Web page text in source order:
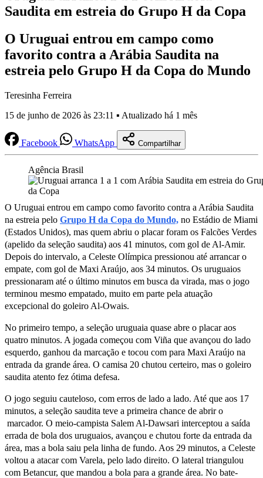
Saudita em estreia do Grupo H da Copa
O Uruguai entrou em campo como
favorito contra a Arábia Saudita na
estreia pelo Grupo H da Copa do Mundo
Teresinha Ferreira
15 de junho de 2026 às 23:11 ▪ Atualizado há 1 mês
Facebook WhatsApp Compartilhar
Agência Brasil
O Uruguai entrou em campo como favorito contra a Arábia Saudita
na estreia pelo Grupo H da Copa do Mundo, no Estádio de Miami
(Estados Unidos), mas quem abriu o placar foram os Falcões Verdes
(apelido da seleção saudita) aos 41 minutos, com gol de Al-Amir.
Depois do intervalo, a Celeste Olímpica pressionou até arrancar o
empate, com gol de Maxi Araújo, aos 34 minutos. Os uruguaios
pressionaram até o último minutos em busca da virada, mas o jogo
terminou mesmo empatado, muito em parte pela atuação
excepcional do goleiro Al-Owais.
No primeiro tempo, a seleção uruguaia quase abre o placar aos
quatro minutos. A jogada começou com Viña que avançou do lado
esquerdo, ganhou da marcação e tocou com para Maxi Araújo na
entrada da grande área. O camisa 20 chutou certeiro, mas o goleiro
saudita atento fez ótima defesa.
O jogo seguiu cauteloso, com erros de lado a lado. Até que aos 17
minutos, a seleção saudita teve a primeira chance de abrir o
marcador. O meio-campista Salem Al-Dawsari interceptou a saída
errada de bola dos uruguaios, avançou e chutou forte da entrada da
área, mas a bola saiu pela linha de fundo. Aos 29 minutos, a Celeste
voltou a atacar com Varela, pelo lado direito. O lateral triangulou
com Betancur, que mandou a bola para a grande área. No bate-